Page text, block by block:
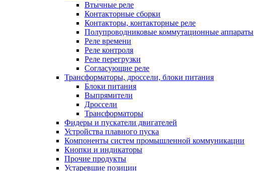
Втычные реле
Контакторные сборки
Контакторы, контакторные реле
Полупроводниковые коммутационные аппараты
Реле времени
Реле контроля
Реле перегрузки
Согласующие реле
Трансформаторы, дроссели, блоки питания
Блоки питания
Выпрямители
Дроссели
Трансформаторы
Фидеры и пускатели двигателей
Устройства плавного пуска
Компоненты систем промышленной коммуникации
Кнопки и индикаторы
Прочие продукты
Устаревшие позиции